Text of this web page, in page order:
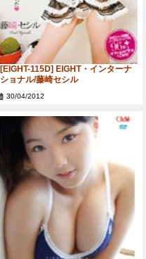
[EIGHT-115D] EIGHT・インターナ
ショナル/藤崎セシル
30/04/2012